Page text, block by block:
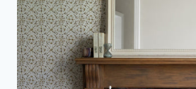
KIRJOITUSASULLA
ON
VÄLIÄ?